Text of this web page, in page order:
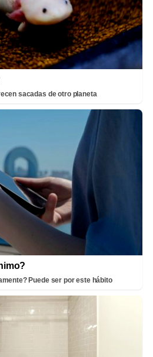
sacadas de otro planeta
Puede ser por este hábito